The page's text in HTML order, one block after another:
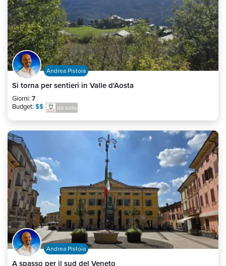
Andrea Pistoia
Si torna per sentieri in Valle d'Aosta
Giorni: 7
Budget: $$ da solo
Andrea Pistoia
A spasso per il sud del Veneto